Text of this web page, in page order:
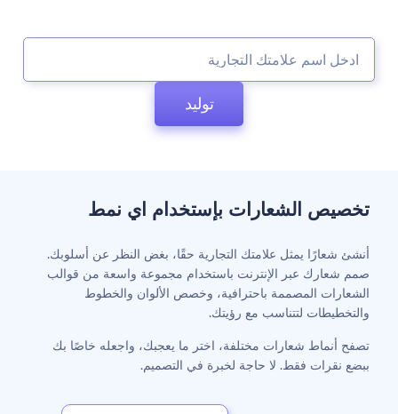
توليد
تخصيص الشعارات بإستخدام اي نمط
أنشئ شعارًا يمثل علامتك التجارية حقًا، بغض النظر عن أسلوبك.
صمم شعارك عبر الإنترنت باستخدام مجموعة واسعة من قوالب
الشعارات المصممة باحترافية، وخصص الألوان والخطوط
والتخطيطات لتتناسب مع رؤيتك.
تصفح أنماط شعارات مختلفة، اختر ما يعجبك، واجعله خاصًا بك
ببضع نقرات فقط. لا حاجة لخبرة في التصميم.